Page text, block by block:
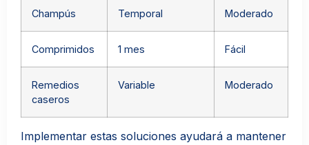
Champús Temporal Moderado
Comprimidos 1 mes Fácil
Remedios
caseros
Variable Moderado
Implementar estas soluciones ayudará a mantener